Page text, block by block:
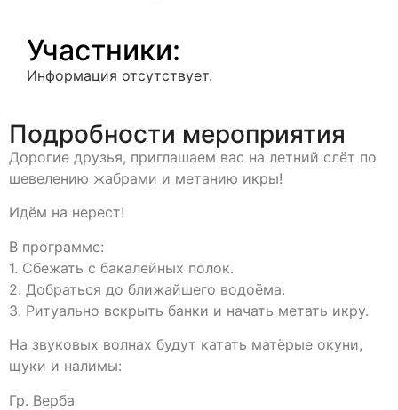
Участники:
Информация отсутствует.
Подробности мероприятия
Дорогие друзья, приглашаем вас на летний слёт по
шевелению жабрами и метанию икры!
Идём на нерест!
В программе:
1. Сбежать с бакалейных полок.
2. Добраться до ближайшего водоёма.
3. Ритуально вскрыть банки и начать метать икру.
На звуковых волнах будут катать матёрые окуни,
щуки и налимы:
Гр. Верба